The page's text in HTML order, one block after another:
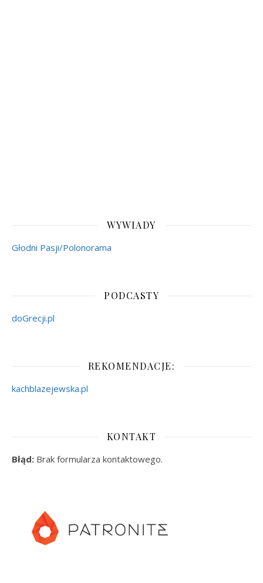
WYWIADY
Głodni Pasji/Polonorama
PODCASTY
doGrecji.pl
REKOMENDACJE:
kachblazejewska.pl
KONTAKT
Błąd: Brak formularza kontaktowego.